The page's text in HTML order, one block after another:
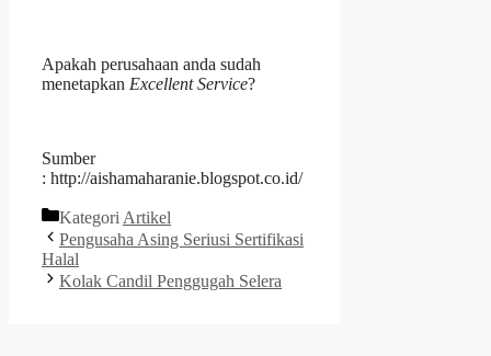
Apakah perusahaan anda sudah
menetapkan Excellent Service?
Sumber
: http://aishamaharanie.blogspot.co.id/
Kategori Artikel
Pengusaha Asing Seriusi Sertifikasi
Halal
Kolak Candil Penggugah Selera